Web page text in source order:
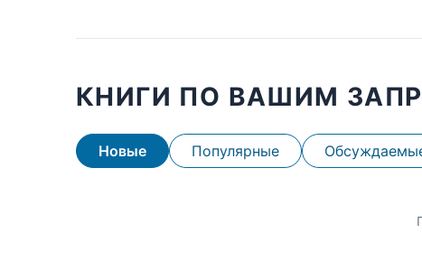
КНИГИ ПО ВАШИМ
Новые Популярные